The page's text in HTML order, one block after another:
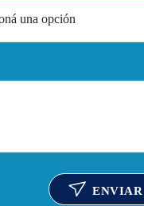
ENVIAR